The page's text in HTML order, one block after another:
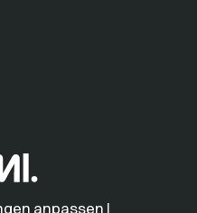
anpassen |